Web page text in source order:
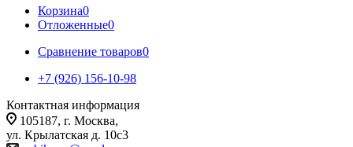
Корзина0
Отложенные0
Сравнение товаров0
+7 (926) 156-10-98
Контактная информация
105187, г. Москва,
ул. Крылатская д. 10с3